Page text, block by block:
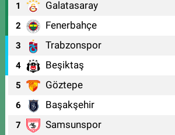
1 Galatasaray
2 Fenerbahçe
3 Trabzonspor
4 Beşiktaş
5 Göztepe
6 Başakşehir
7 Samsunspor